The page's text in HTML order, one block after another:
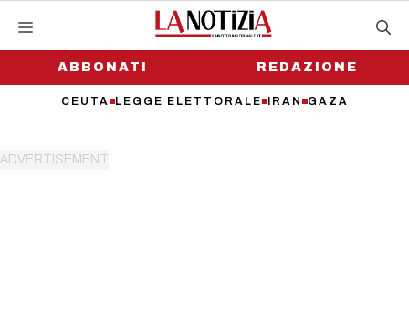
contenutoABBONATI
CEUTA LEGGE ELETTORALE IRAN GAZA
REDAZIONE